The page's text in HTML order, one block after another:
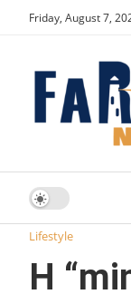
Friday, August 7,
Home
Lifestyle
Η